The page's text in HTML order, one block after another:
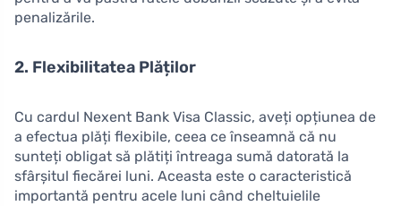
penalizările.
2. Flexibilitatea Plăților
Cu cardul Nexent Bank Visa Classic, aveți opțiunea de
a efectua plăți flexibile, ceea ce înseamnă că nu
sunteți obligat să plătiți întreaga sumă datorată la
sfârșitul fiecărei luni. Aceasta este o caracteristică
importantă pentru acele luni când cheltuielile